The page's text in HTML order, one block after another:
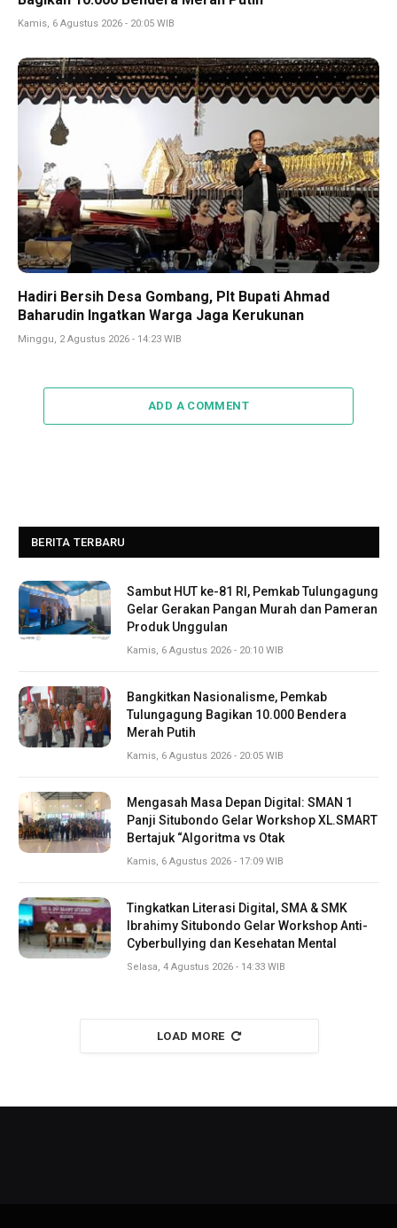
Kamis, 6 Agustus 2026 - 20:05 WIB
Hadiri Bersih Desa Gombang, Plt Bupati Ahmad
Baharudin Ingatkan Warga Jaga Kerukunan
Minggu, 2 Agustus 2026 - 14:23 WIB
ADD A COMMENT
BERITA TERBARU
Sambut HUT ke-81 RI, Pemkab Tulungagung
Gelar Gerakan Pangan Murah dan Pameran
Produk Unggulan
Kamis, 6 Agustus 2026 - 20:10 WIB
Bangkitkan Nasionalisme, Pemkab
Tulungagung Bagikan 10.000 Bendera
Merah Putih
Kamis, 6 Agustus 2026 - 20:05 WIB
Mengasah Masa Depan Digital: SMAN 1
Panji Situbondo Gelar Workshop XL.SMART
Bertajuk “Algoritma vs Otak
Kamis, 6 Agustus 2026 - 17:09 WIB
Tingkatkan Literasi Digital, SMA & SMK
Ibrahimy Situbondo Gelar Workshop Anti-
Cyberbullying dan Kesehatan Mental
Selasa, 4 Agustus 2026 - 14:33 WIB
LOAD MORE